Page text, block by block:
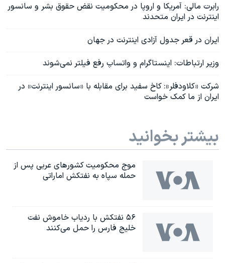
رابرت مالی: آمریکا و اروپا در محکومیت نقض حقوق بشر و سانسور
اینترنت در ایران متحدند
ایران در قعر جدول آزادی اینترنت در جهان
وزیر ارتباطات: اینستاگرام و واتساپ رفع فیلتر نمی‌شوند
شرکت «کلاودفلر»: کاخ سفید برای مقابله با «سانسور اینترنت» در
ایران از ما کمک خواست
بیشتر بخوانید
موج محکومیت کشورهای عربی پس از
حمله سپاه به نفتکش اماراتی
۵۶ نفتکش با ردیاب خاموش نفت
خلیج فارس را حمل می‌کنند